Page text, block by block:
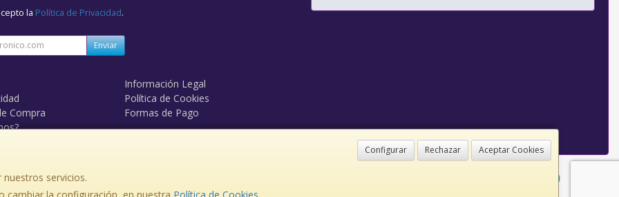
Configurar Rechazar Aceptar Cookies
servicios.
la Política de Privacidad.
Enviar
Información Legal
Política de Cookies
Compra
Formas de Pago
, , , , España. - C.I.F.: B84095611 - Tfno: